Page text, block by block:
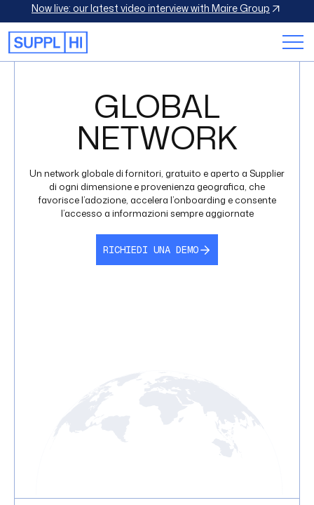
Now live: our latest video interview with Maire Group
GLOBAL
NETWORK
Un network globale di fornitori, gratuito e aperto a Supplier
di ogni dimensione e provenienza geografica, che
favorisce l’adozione, accelera l’onboarding e consente
l’accesso a informazioni sempre aggiornate
RICHIEDI UNA DEMO